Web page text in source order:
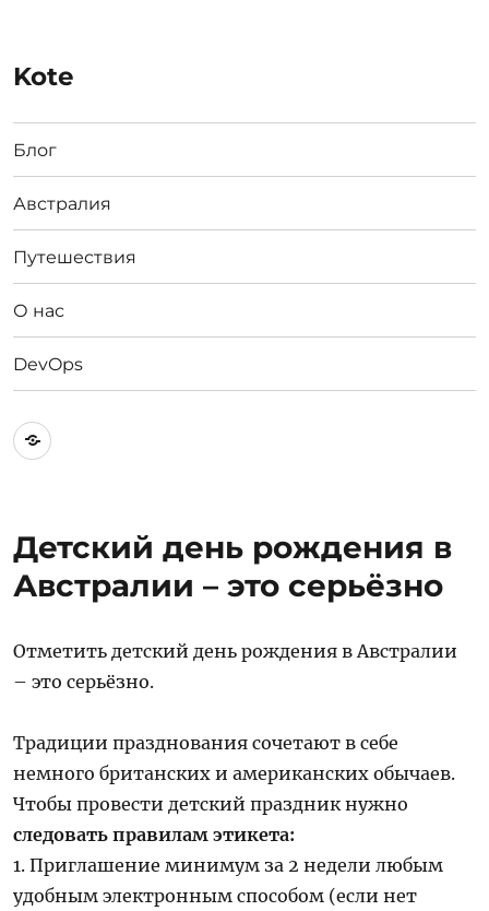
Kote
Блог
Австралия
Путешествия
О нас
DevOps
Австралия
Детский день рождения в
Австралии – это серьёзно
Отметить детский день рождения в Австралии
– это серьёзно.
Традиции празднования сочетают в себе
немного британских и американских обычаев.
Чтобы провести детский праздник нужно
следовать правилам этикета:
1. Приглашение минимум за 2 недели любым
удобным электронным способом (если нет